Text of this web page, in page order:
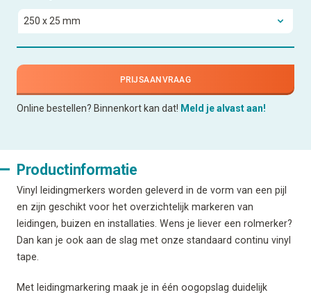
PRIJSAANVRAAG
Online bestellen? Binnenkort kan dat! Meld je alvast aan!
Productinformatie
Vinyl leidingmerkers worden geleverd in de vorm van een pijl
en zijn geschikt voor het overzichtelijk markeren van
leidingen, buizen en installaties. Wens je liever een rolmerker?
Dan kan je ook aan de slag met onze standaard continu vinyl
tape.
Met leidingmarkering maak je in één oogopslag duidelijk